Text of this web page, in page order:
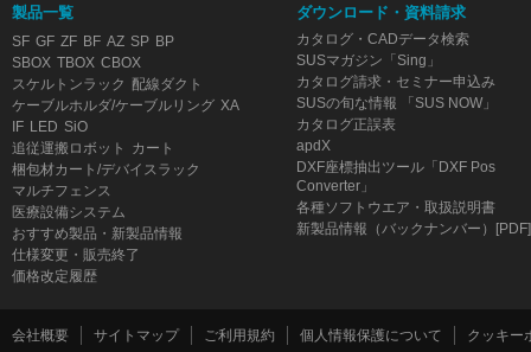
製品一覧
SF GF ZF BF AZ SP BP
SBOX TBOX CBOX
スケルトンラック 配線ダクト
ケーブルホルダ/ケーブルリング XA
IF LED SiO
追従運搬ロボット
カート
梱包材カート/デバイスラック
マルチフェンス
医療設備システム
おすすめ製品・新製品情報
仕様変更・販売終了
価格改定履歴
ダウンロード・資料請求
カタログ・CADデータ検索
SUSマガジン「Sing」
カタログ請求・セミナー申込み
SUSの旬な情報 「SUS NOW」
カタログ正誤表
apdX
DXF座標抽出ツール「DXF Pos
Converter」
各種ソフトウエア・取扱説明書
新製品情報（バックナンバー）[PDF]
会社概要 サイトマップ ご利用規約 個人情報保護について クッキー